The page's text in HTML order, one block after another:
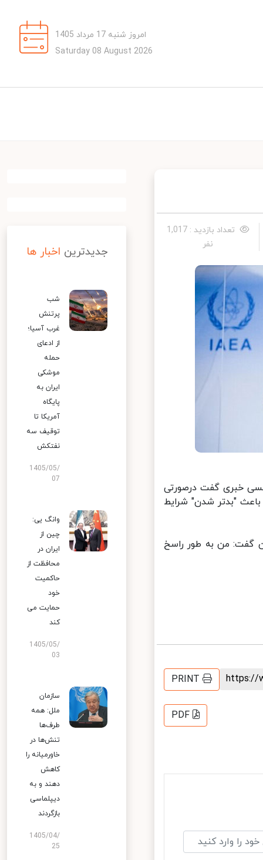
امروز شنبه 17 مرداد 1405
Saturday 08 August 2026
تعداد بازدید : 1,017
نفر
خبری گفت درصورتی
"بدتر شدن" شرایط
گفت: من به طور راسخ
PRINT
PDF
جدیدترین اخبار ها
شب
پرتنش
غرب آسیا؛
از ادعای
حمله
موشکی
ایران به
پایگاه
آمریکا تا
توقیف سه
نفتکش
1405/05/
07
وانگ یی:
چین از
ایران در
محافظت از
حاکمیت
خود
حمایت می
کند
1405/05/
03
سازمان
ملل: همه
طرف‌ها
تنش‌ها در
خاورمیانه را
کاهش
دهند و به
دیپلماسی
بازگردند
1405/04/
25